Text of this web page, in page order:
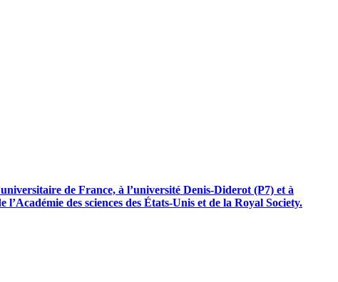
de France, à l’université Denis-Diderot (P7) et à
des sciences des États-Unis et de la Royal Society.